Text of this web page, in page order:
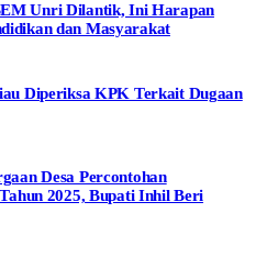
Unri Dilantik, Ini Harapan
dan Masyarakat
Diperiksa KPK Terkait Dugaan
Desa Percontohan
2025, Bupati Inhil Beri